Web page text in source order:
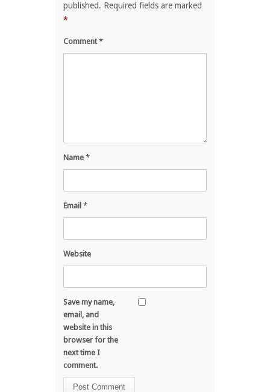
published. Required fields are marked
*
Comment*
Name *
Email *
Website
Save my name,
email, and
website in this
browser for the
next time I
comment.